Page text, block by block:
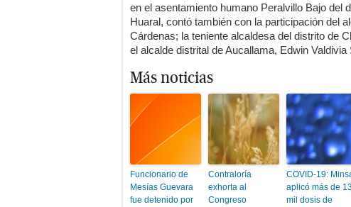
en el asentamiento humano Peralvillo Bajo del
Huaral, contó también con la participación del
Cárdenas; la teniente alcaldesa del distrito de
el alcalde distrital de Aucallama, Edwin Valdivia
Más noticias
Funcionario de
Mesías Guevara
fue detenido por
Contraloría
exhorta al
Congreso
COVID-19:
aplicó más de
mil dosis de